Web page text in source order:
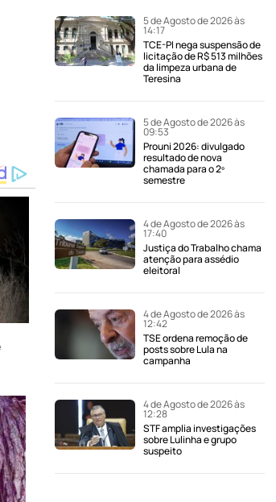
5 de Agosto de 2026 às
14:17
TCE-PI nega suspensão de
licitação de R$ 513 milhões
da limpeza urbana de
Teresina
5 de Agosto de 2026 às
09:53
Prouni 2026: divulgado
resultado de nova
chamada para o 2º
semestre
4 de Agosto de 2026 às
17:40
Justiça do Trabalho chama
atenção para assédio
eleitoral
4 de Agosto de 2026 às
12:42
TSE ordena remoção de
posts sobre Lula na
campanha
4 de Agosto de 2026 às
12:28
STF amplia investigações
sobre Lulinha e grupo
suspeito